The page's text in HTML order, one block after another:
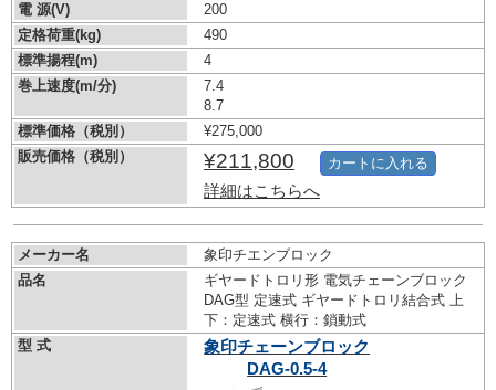
電 源(V)
200
定格荷重(kg)
490
標準揚程(m)
4
巻上速度(m/分)
7.4
8.7
標準価格（税別）
¥275,000
販売価格（税別）
¥211,800
詳細はこちらへ
カートに入れる
メーカー名
象印チエンブロック
品名
ギヤードトロリ形 電気チェーンブロック
DAG型 定速式 ギヤードトロリ結合式 上
下：定速式 横行：鎖動式
型 式
象印チェーンブロック
DAG-0.5-4